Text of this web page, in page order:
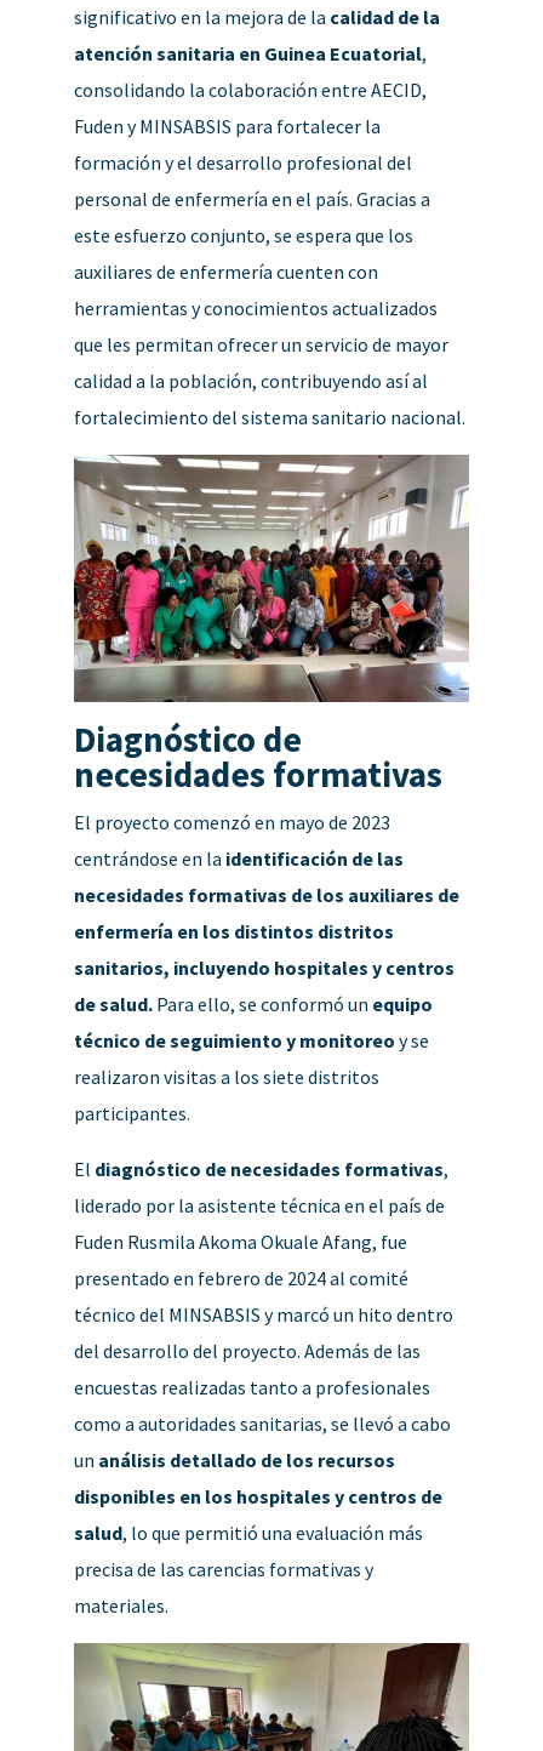
significativo en la mejora de la calidad de la
atención sanitaria en Guinea Ecuatorial,
consolidando la colaboración entre AECID,
Fuden y MINSABSIS para fortalecer la
formación y el desarrollo profesional del
personal de enfermería en el país. Gracias a
este esfuerzo conjunto, se espera que los
auxiliares de enfermería cuenten con
herramientas y conocimientos actualizados
que les permitan ofrecer un servicio de mayor
calidad a la población, contribuyendo así al
fortalecimiento del sistema sanitario nacional.
Diagnóstico de
necesidades formativas
El proyecto comenzó en mayo de 2023
centrándose en la identificación de las
necesidades formativas de los auxiliares de
enfermería en los distintos distritos
sanitarios, incluyendo hospitales y centros
de salud.Para ello, se conformó un equipo
técnico de seguimiento y monitoreo y se
realizaron visitas a los siete distritos
participantes.
El diagnóstico de necesidades formativas,
liderado por la asistente técnica en el país de
Fuden Rusmila Akoma Okuale Afang, fue
presentado en febrero de 2024 al comité
técnico del MINSABSIS y marcó un hito dentro
del desarrollo del proyecto. Además de las
encuestas realizadas tanto a profesionales
como a autoridades sanitarias, se llevó a cabo
un análisis detallado de los recursos
disponibles en los hospitales y centros de
salud, lo que permitió una evaluación más
precisa de las carencias formativas y
materiales.